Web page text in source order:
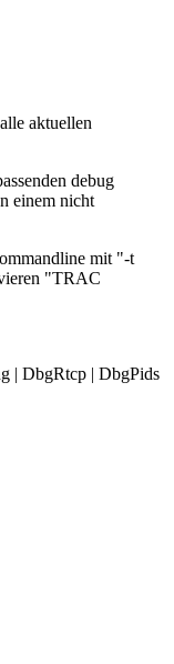
aktuellen
debug
einem nicht
mit "-t
"TRAC
| DbgRtcp | DbgPids